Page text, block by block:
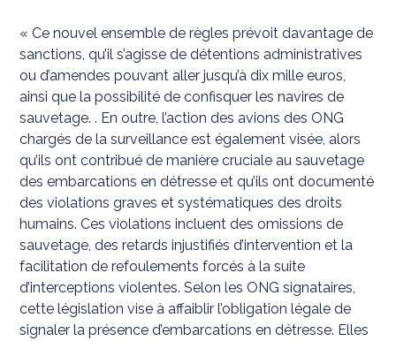
« Ce nouvel ensemble de règles prévoit davantage de
sanctions, qu’il s’agisse de détentions administratives
ou d’amendes pouvant aller jusqu’à dix mille euros,
ainsi que la possibilité de confisquer les navires de
sauvetage. . En outre, l’action des avions des ONG
chargés de la surveillance est également visée, alors
qu’ils ont contribué de manière cruciale au sauvetage
des embarcations en détresse et qu’ils ont documenté
des violations graves et systématiques des droits
humains. Ces violations incluent des omissions de
sauvetage, des retards injustifiés d’intervention et la
facilitation de refoulements forcés à la suite
d’interceptions violentes. Selon les ONG signataires,
cette législation vise à affaiblir l’obligation légale de
signaler la présence d’embarcations en détresse. Elles